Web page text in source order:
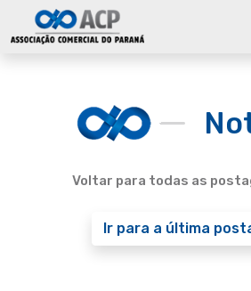
Voltar para todas as
Ir para a última